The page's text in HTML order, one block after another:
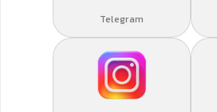
Telegram